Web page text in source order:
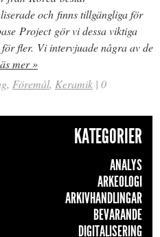
och finns tillgängliga för
Project gör vi dessa viktiga
fler. Vi intervjuade några av de
mer »
, Föremål, Keramik | 0
KATEGORIER
ANALYS
ARKEOLOGI
ARKIVHANDLINGAR
BEVARANDE
DIGITALISERING